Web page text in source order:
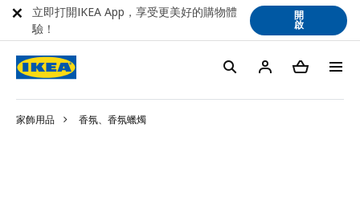
家飾用品 香氛、香氛蠟燭
立即打開IKEA App，享受更美好的購物體
驗！
開
啟